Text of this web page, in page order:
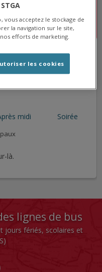
Courses perturbées le
midi Soirée
là.
lignes de bus
jours fériés, scolaires et
vous acceptez le stockage de
la navigation sur le site,
efforts de marketing.
les cookies